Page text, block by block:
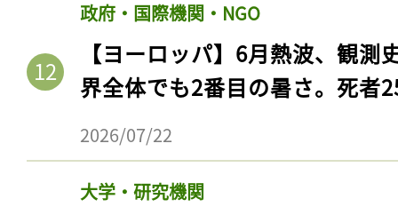
政府・国際機関・NGO
【ヨーロッパ】6月熱波、観
界全体でも2番目の暑さ。死者
2026/07/22
大学・研究機関
ログイン